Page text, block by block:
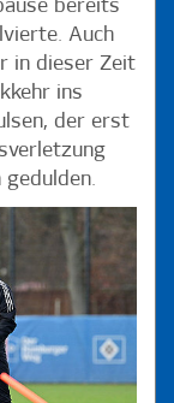
bereits
Auch
in dieser Zeit
ins
der erst